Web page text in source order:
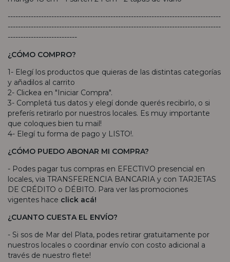
-----------------------------------------------------------------------------------
-----------------------------------------------------------------------------------
---------------------------
¿CÓMO COMPRO?
1- Elegí los productos que quieras de las distintas categorías
y añadilos al carrito
2- Clickea en "Iniciar Compra".
3- Completá tus datos y elegí donde querés recibirlo, o si
preferís retirarlo por nuestros locales. Es muy importante
que coloques bien tu mail!
4- Elegí tu forma de pago y LISTO!.
¿CÓMO PUEDO ABONAR MI COMPRA?
- Podes pagar tus compras en EFECTIVO presencial en
locales, via TRANSFERENCIA BANCARIA y con TARJETAS
DE CRÉDITO o DÉBITO. Para ver las promociones
vigentes hace click acá!
¿CUANTO CUESTA EL ENVÍO?
- Si sos de Mar del Plata, podes retirar gratuitamente por
nuestros locales o coordinar envío con costo adicional a
través de nuestro flete!